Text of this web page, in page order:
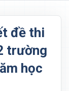
đề thi
trường
học